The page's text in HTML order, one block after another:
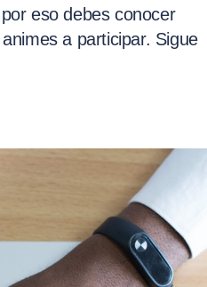
eso debes conocer
a participar. Sigue